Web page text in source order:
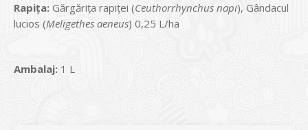
Rapiţa: Gărgăriţa rapiţei (Ceuthorrhynchus napi), Gândacul
lucios (Meligethes aeneus) 0,25 L/ha
Ambalaj: 1 L